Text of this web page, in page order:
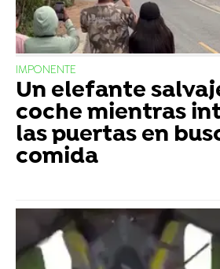
IMPONENTE
Un elefante
coche mientras
las puertas en
comida